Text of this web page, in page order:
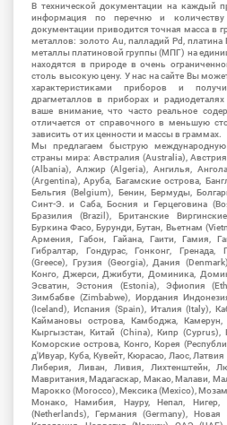
В технической документации на каждый
информация по перечню и количеству
документации приводится точная масса в
металлов: золото Au, палладий Pd, платина
металлы платиновой группы (МПГ) на
находятся в природе в очень
столь высокую цену. У нас на сайте Вы
характеристиками приборов и
драгметаллов в приборах и
ваше внимание, что часто реальное
отличается от справочного в меньшую
зависить от их ценности и массы в граммах.
Мы предлагаем быструю
страны мира: Австралия (Australia),
(Albania), Алжир (Algeria), Ангилья,
(Argentina), Аруба, Багамские острова,
Бельгия (Belgium), Бенин, Бермуды,
Синт-Э. и Саба, Босния и Герцеговина
Бразилия (Brazil), Британские
Буркина Фасо, Бурунди, Бутан, Вьетнам
Армения, Габон, Гайана, Гаити, Гамия,
Гибралтар, Гондурас, Гонконг, Гренада,
(Greece), Грузия (Georgia), Дания
Конго, Джерси, Джибути, Доминика,
Эсватин, Эстония (Estonia), Эфиопия
Зимбабве (Zimbabwe), Иордания
(Iceland), Испания (Spain), Италия (Italy),
Каймановы острова, Камбоджа, Камерун,
Кыргызстан, Китай (China), Кипр
Коморские острова, Конго, Корея
д'Ивуар, Куба, Кувейт, Кюрасао, Лаос,
Либерия, Ливан, Ливия, Лихтенштейн,
Мавритания, Мадагаскар, Макао, Малави,
Марокко (Morocco), Мексика (Mexico),
Монако, Намибия, Науру, Непал, Нигер,
(Netherlands), Германия (Germany),